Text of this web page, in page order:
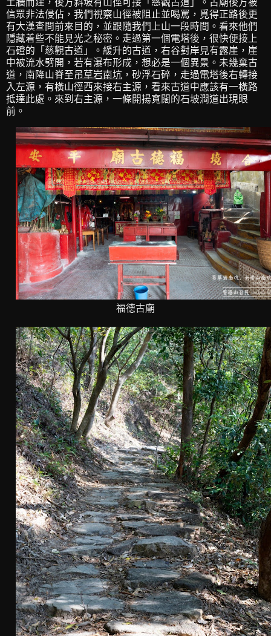
信眾非法侵佔，我們視察山徑被阻止並喝罵，覓得正路後更
有大漢查問前來目的，並跟隨我們上山一段時間。看來他們
隱藏着些不能見光之秘密。走過第一個電塔後，很快便接上
石磴的「慈觀古道」。緩升的古道，右谷對岸見有露崖，崖
中被流水劈開，若有瀑布形成，想必是一個異景。未幾棄古
道，南降山脊至吊草岩南坑 ，砂浮石碎，走過電塔後右轉接
入左源，有橫山徑西來接右主源，看來古道中應該有一橫路
抵達此處。來到右主源，一條開揚寬闊的石坡澗道出現眼
前。
福德古廟